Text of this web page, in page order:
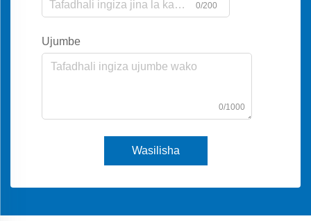
0/200
Ujumbe
0/1000
Wasilisha